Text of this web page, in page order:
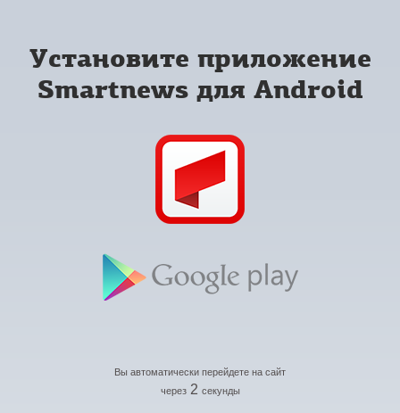
Установите приложение
Smartnews для Android
Вы автоматически перейдете на сайт
через 2 секунды